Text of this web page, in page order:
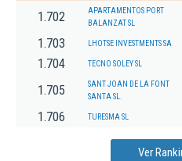
1.702
APARTAMENTOS PORT
BALANZAT SL
1.703 LHOTSE INVESTMENTS SA
1.704 TECNO SOLEY SL
1.705
SANT JOAN DE LA FONT
SANTA SL.
1.706 TURESMA SL
Ver